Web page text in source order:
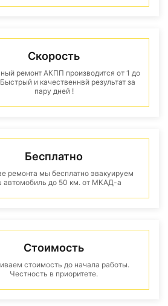
Скорость
ремонт АКПП производится от 1 до
и качественнвй результат за
пару дней !
Бесплатно
ремонта мы бесплатно эвакуируем
автомобиль до 50 км. от МКАД-а
Стоимость
стоимость до начала работы.
Честность в приоритете.